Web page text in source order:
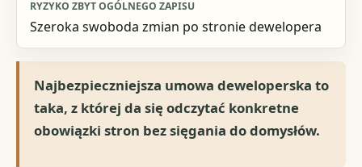
Szeroka swoboda zmian po stronie dewelopera
Najbezpieczniejsza umowa deweloperska to
taka, z której da się odczytać konkretne
obowiązki stron bez sięgania do domysłów.